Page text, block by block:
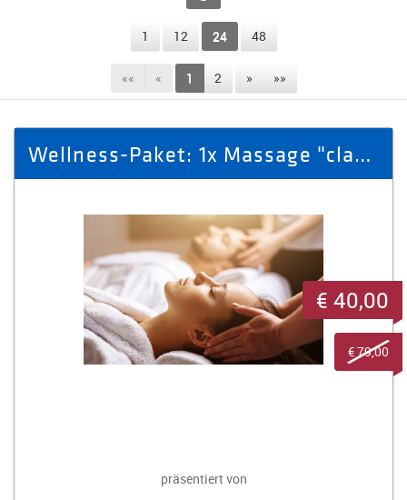
1 12 24 48
«« « 1 2 » »»
Wellness-Paket: 1x Massage "classic" + 1x Aromaöl-Massage
präsentiert von
€ 40,00
€ 79,00